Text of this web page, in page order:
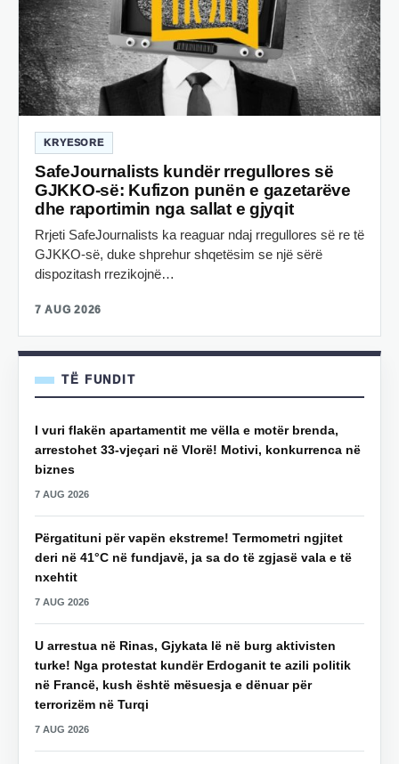
KRYESORE
SafeJournalists kundër rregullores së
GJKKO-së: Kufizon punën e gazetarëve
dhe raportimin nga sallat e gjyqit
Rrjeti SafeJournalists ka reaguar ndaj rregullores së re të
GJKKO-së, duke shprehur shqetësim se një sërë
dispozitash rrezikojnë…
7 AUG 2026
TË FUNDIT
I vuri flakën apartamentit me vëlla e motër brenda,
arrestohet 33-vjeçari në Vlorë! Motivi, konkurrenca në
biznes
7 AUG 2026
Përgatituni për vapën ekstreme! Termometri ngjitet
deri në 41°C në fundjavë, ja sa do të zgjasë vala e të
nxehtit
7 AUG 2026
U arrestua në Rinas, Gjykata lë në burg aktivisten
turke! Nga protestat kundër Erdoganit te azili politik
në Francë, kush është mësuesja e dënuar për
terrorizëm në Turqi
7 AUG 2026